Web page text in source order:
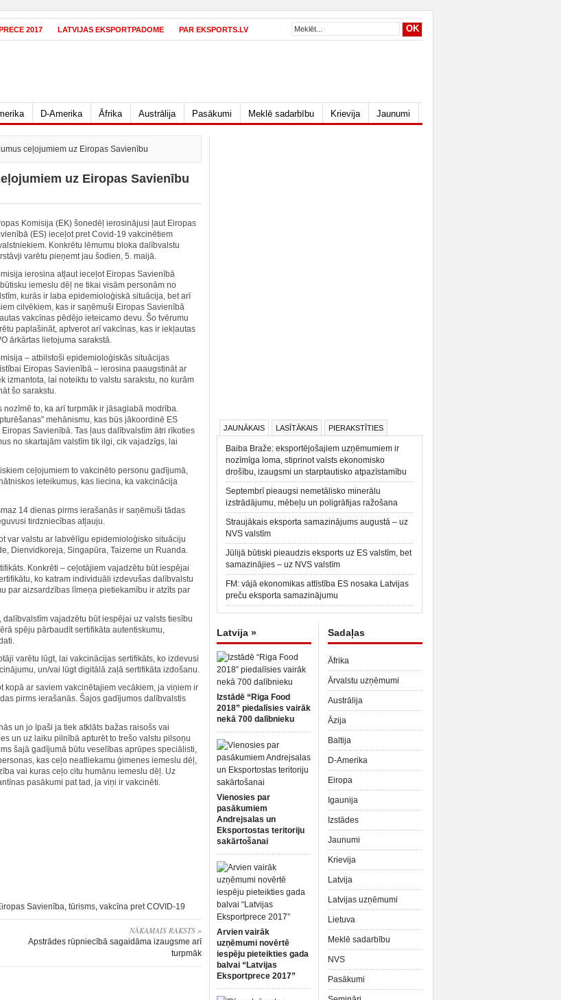
2017 LATVIJAS EKSPORTPADOME PAR EKSPORTS.LV
D-Amerika Āfrika Austrālija Pasākumi Meklē sadarbību Krievija Jaunumi
ceļojumiem uz Eiropas Savienību
uz Eiropas Savienību
Komisija (EK) šonedēļ ierosinājusi ļaut Eiropas
(ES) ieceļot pret Covid-19 vakcinētiem
Konkrētu lēmumu bloka dalībvalstu
varētu pieņemt jau šodien, 5. maijā.
ierosina atļaut ieceļot Eiropas Savienībā
iemeslu dēļ ne tikai visām personām no
kurās ir laba epidemioloģiskā situācija, bet arī
cilvēkiem, kas ir saņēmuši Eiropas Savienībā
vakcīnas pēdējo ieteicamo devu. Šo tvērumu
paplašināt, aptverot arī vakcīnas, kas ir iekļautas
ārkārtas lietojuma sarakstā.
– atbilstoši epidemioloģiskās situācijas
Eiropas Savienībā – ierosina paaugstināt ar
izmantota, lai noteiktu to valstu sarakstu, no kurām
šo sarakstu.
to, ka arī turpmāk ir jāsaglabā modrība.
mehānismu, kas būs jākoordinē ES
Savienībā. Tas ļaus dalībvalstīm ātri rīkoties
no skartajām valstīm tik ilgi, cik vajadzīgs, lai
ceļojumiem to vakcinēto personu gadījumā,
ieteikumus, kas liecina, ka vakcinācija
14 dienas pirms ierašanās ir saņēmuši tādas
tirdzniecības atļauju.
var valstu ar labvēlīgu epidemioloģisko situāciju
Dienvidkoreja, Singapūra, Taizeme un Ruanda.
Konkrēti – ceļotājiem vajadzētu būt iespējai
ko katram individuāli izdevušas dalībvalstu
par aizsardzības līmeņa pietiekamību ir atzīts par
vajadzētu būt iespējai uz valsts tiesību
spēju pārbaudīt sertifikāta autentiskumu,
varētu lūgt, lai vakcinācijas sertifikāts, ko izdevusi
un/vai lūgt digitālā zaļā sertifikāta izdošanu.
kopā ar saviem vakcinētajiem vecākiem, ja viņiem ir
pirms ierašanās. Šajos gadījumos dalībvalstis
un jo īpaši ja tiek atklāts bažas raisošs vai
un uz laiku pilnībā apturēt to trešo valstu pilsoņu
šajā gadījumā būtu veselības aprūpes speciālisti,
kas ceļo neatliekamu ģimenes iemeslu dēļ,
vai kuras ceļo citu humānu iemeslu dēļ. Uz
pasākumi pat tad, ja viņi ir vakcinēti.
Savienība, tūrisms, vakcīna pret COVID-19
NĀKAMAIS RAKSTS »
Apstrādes rūpniecībā sagaidāma izaugsme arī
turpmāk
JAUNĀKAIS LASĪTĀKAIS PIERAKSTĪTIES
Baiba Braže: eksportējošajiem uzņēmumiem ir
nozīmīga loma, stiprinot valsts ekonomisko
drošību, izaugsmi un starptautisko atpazīstamību
Septembrī pieaugsi nemetālisko minerālu
izstrādājumu, mēbeļu un poligrāfijas ražošana
Straujākais eksporta samazinājums augustā – uz
NVS valstīm
Jūlijā būtiski pieaudzis eksports uz ES valstīm, bet
samazinājies – uz NVS valstīm
FM: vājā ekonomikas attīstība ES nosaka Latvijas
preču eksporta samazinājumu
Latvija »
Izstādē “Riga Food
2018” piedalīsies vairāk
nekā 700 dalībnieku
Vienosies par
pasākumiem
Andrejsalas un
Eksportostas teritoriju
sakārtošanai
Arvien vairāk
uzņēmumi novērtē
iespēju pieteikties gada
balvai “Latvijas
Eksportprece 2017”
Sadaļas
Āfrika
Ārvalstu uzņēmumi
Austrālija
Āzija
Baltija
D-Amerika
Eiropa
Igaunija
Izstādes
Jaunumi
Krievija
Latvija
Latvijas uzņēmumi
Lietuva
Meklē sadarbību
NVS
Pasākumi